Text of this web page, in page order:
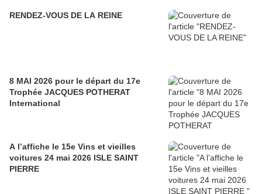
RENDEZ-VOUS DE LA REINE
8 MAI 2026 pour le départ du 17e
Trophée JACQUES POTHERAT
International
A l’affiche le 15e Vins et vieilles
voitures 24 mai 2026 ISLE SAINT
PIERRE